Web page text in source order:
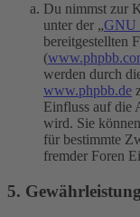
Du nimmst zur
unter der „GNU
bereitgestellten
(
werden durch
www.phpbb.de
Einfluss auf die
wird. Sie
für bestimmte
fremder Foren
5. Gewährleistung